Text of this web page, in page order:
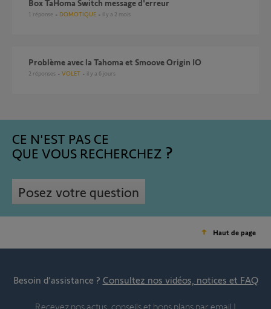
Box TaHoma Switch message d'erreur
1 réponse DOMOTIQUE il y a 2 mois
Problème avec la Tahoma et Smoove Origin IO
2 réponses VOLET il y a 6 jours
CE N'EST PAS CE
QUE VOUS RECHERCHEZ
Posez votre question
Haut de page
Besoin d’assistance ? Consultez nos vidéos, notices et FAQ
Recevez nos actus, conseils et bons plans par email !